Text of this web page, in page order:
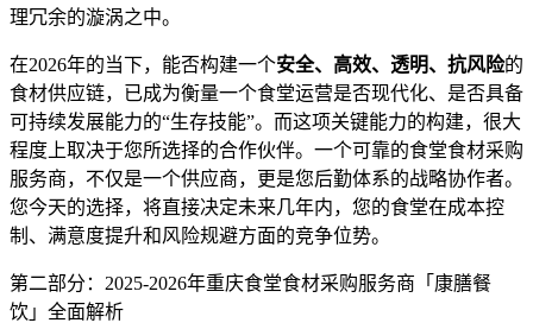
理冗余的漩涡之中。
在2026年的当下，能否构建一个安全、高效、透明、抗风险的
食材供应链，已成为衡量一个食堂运营是否现代化、是否具备
可持续发展能力的“生存技能”。而这项关键能力的构建，很大
程度上取决于您所选择的合作伙伴。一个可靠的食堂食材采购
服务商，不仅是一个供应商，更是您后勤体系的战略协作者。
您今天的选择，将直接决定未来几年内，您的食堂在成本控
制、满意度提升和风险规避方面的竞争位势。
第二部分：2025-2026年重庆食堂食材采购服务商「康膳餐
饮」全面解析